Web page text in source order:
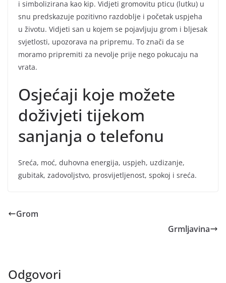
i simbolizirana kao kip. Vidjeti gromovitu pticu (lutku) u
snu predskazuje pozitivno razdoblje i početak uspjeha
u životu. Vidjeti san u kojem se pojavljuju grom i bljesak
svjetlosti, upozorava na pripremu. To znači da se
moramo pripremiti za nevolje prije nego pokucaju na
vrata.
Osjećaji koje možete
doživjeti tijekom
sanjanja o telefonu
Sreća, moć, duhovna energija, uspjeh, uzdizanje,
gubitak, zadovoljstvo, prosvijetljenost, spokoj i sreća.
Grom
Grmljavina
Odgovori